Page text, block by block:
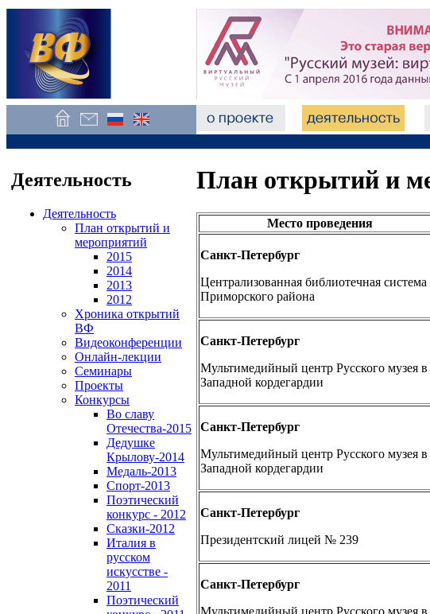
Деятельность
Деятельность
План открытий и
мероприятий
2015
2014
2013
2012
Хроника открытий
ВФ
Видеоконференции
Онлайн-лекции
Семинары
Проекты
Конкурсы
Во славу
Отечества-2015
Дедушке
Крылову-2014
Медаль-2013
Спорт-2013
Поэтический
конкурс - 2012
Сказки-2012
Италия в
русском
искусстве -
2011
Поэтический
План открытий и
Место проведения
Санкт-Петербург
Централизованная библиотечная система
Приморского района
Санкт-Петербург
Мультимедийный центр Русского музея в
Западной кордегардии
Санкт-Петербург
Мультимедийный центр Русского музея в
Западной кордегардии
Санкт-Петербург
Президентский лицей № 239
Санкт-Петербург
Мультимедийный центр Русского музея в